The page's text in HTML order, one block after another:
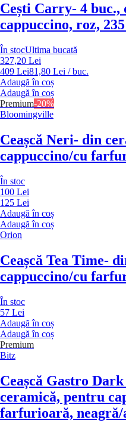
Cești Carry- 4 buc.,
cappuccino, roz,
În stocUltima bucată
327,20 Lei
409 Lei81,80 Lei / buc.
Adaugă în coș
Adaugă în coș
Premium-20%
Bloomingville
Ceașcă Neri- din
cappuccino/cu
În stoc
100 Lei
125 Lei
Adaugă în coș
Adaugă în coș
Orion
Ceașcă Tea Time-
cappuccino/cu
În stoc
57 Lei
Adaugă în coș
Adaugă în coș
Premium
Bitz
Ceașcă Gastro
ceramică, pentru
farfurioară, neagră/